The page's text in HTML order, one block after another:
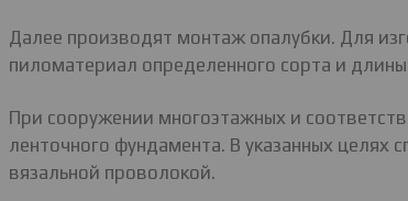
Далее производят монтаж опалубки. Для
пиломатериал определенного сорта и
При сооружении многоэтажных и
ленточного фундамента. В указанных
вязальной проволокой.